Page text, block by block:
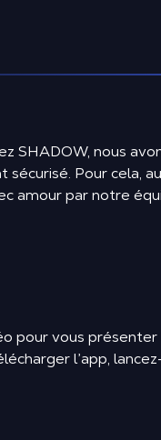
SHADOW, nous
sécurisé. Pour cela,
amour par notre
pour vous présenter
l’app,